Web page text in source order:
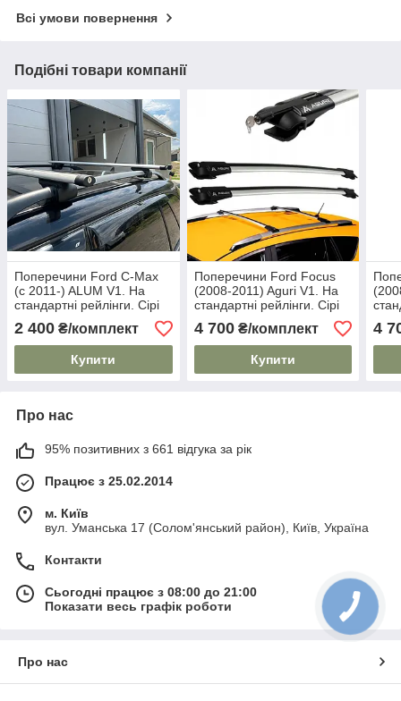
Всі умови повернення
Подібні товари компанії
Поперечини Ford C-Max
(c 2011-) ALUM V1. На
стандартні рейлінги. Сірі
2 400 ₴/комплект
Купити
Поперечини Ford Focus
(2008-2011) Aguri V1. На
стандартні рейлінги. Сірі
4 700₴/комплект
Купити
4
Про нас
95% позитивних з 661 відгука за рік
Працює з 25.02.2014
м. Київ
вул. Уманська 17 (Солом'янський район), Київ, Україна
Контакти
Сьогодні працює з 08:00 до 21:00
Показати весь графік роботи
Про нас